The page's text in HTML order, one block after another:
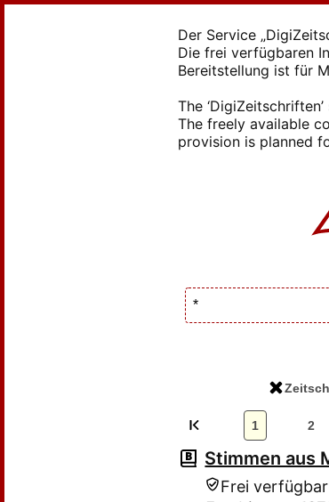
Der Service
Die frei verfügbaren
Bereitstellung ist für
The
The freely available
provision is planned
1 2
Stimmen aus
Frei verfügbar